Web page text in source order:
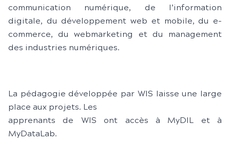
communication numérique, de l’information
digitale, du développement web et mobile, du e-
commerce, du webmarketing et du management
des industries numériques.
La pédagogie développée par WIS laisse une large
place aux projets. Les
apprenants de WIS ont accès à MyDIL et à
MyDataLab.